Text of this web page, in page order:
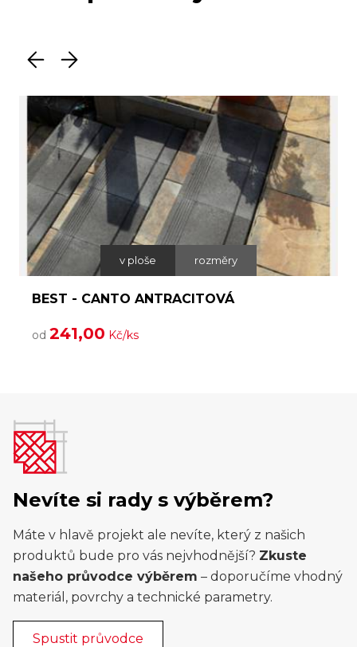
v ploše rozměry
BEST - CANTO ANTRACITOVÁ
od 241,00 Kč/ks
Nevíte si rady s výběrem?
Máte v hlavě projekt ale nevíte, který z našich
produktů bude pro vás nejvhodnější? Zkuste
našeho průvodce výběrem – doporučíme vhodný
materiál, povrchy a technické parametry.
Spustit průvodce